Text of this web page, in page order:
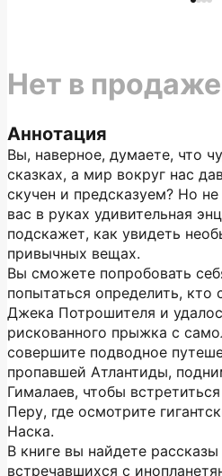
Аннотация
Вы, наверное, думаете, что
сказках, а мир вокруг нас
скучен и предсказуем? Но
вас в руках удивительная
подскажет, как увидеть
привычных вещах.
Вы сможете попробовать
попытаться определить,
Джека Потрошителя и
рискованного прыжка с
совершите подводное
пропавшей Атлантиды,
Гималаев, чтобы
Перу, где осмотрите
Наска.
В книге вы найдете
встречавшихся с
Нет в продаже